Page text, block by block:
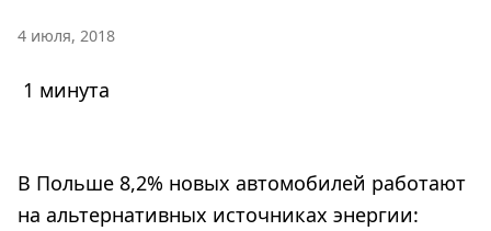
4 июля, 2018
1 минута
В Польше 8,2% новых автомобилей работают
на альтернативных источниках энергии: